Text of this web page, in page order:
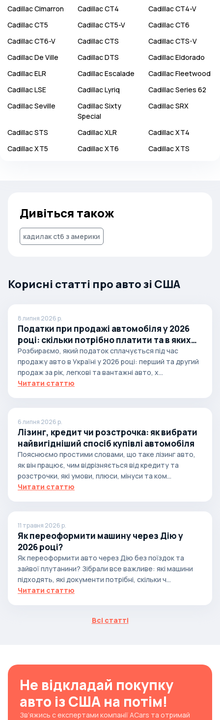
CadillacCimarron CadillacCT4 CadillacCT4-V
CadillacCT5 CadillacCT5-V CadillacCT6
CadillacCT6-V CadillacCTS CadillacCTS-V
CadillacDe Ville CadillacDTS CadillacEldorado
CadillacELR CadillacEscalade CadillacFleetwood
CadillacLSE CadillacLyriq CadillacSeries 62
CadillacSeville CadillacSixty
Special
CadillacSRX
CadillacSTS CadillacXLR CadillacXT4
CadillacXT5 CadillacXT6 CadillacXTS
Дивіться також
кадилак ct6 з америки
Корисні статті про авто зі США
8 липня 2026 р.
Податки при продажі автомобіля у 2026
році: скільки потрібно платити та в яких
випадках
Розбираємо, який податок сплачується під час
продажу авто в Україні у 2026 році: перший та другий
продаж за рік, легкові та вантажні авто, х...
Читати статтю
6 липня 2026 р.
Лізинг, кредит чи розстрочка: як вибрати
найвигідніший спосіб купівлі автомобіля
Пояснюємо простими словами, що таке лізинг авто,
як він працює, чим відрізняється від кредиту та
розстрочки, які умови, плюси, мінуси та ком...
Читати статтю
11 травня 2026 р.
Як переоформити машину через Дію у
2026 році?
Як переоформити авто через Дію без поїздок та
зайвої плутанини? Зібрали все важливе: які машини
підходять, які документи потрібні, скільки ч...
Читати статтю
Всі статті
Не відкладай покупку
авто із США на потім!
Зв’яжись с експертами компанії ACars та отримай